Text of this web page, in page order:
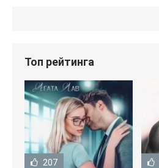
Топ рейтинга
207